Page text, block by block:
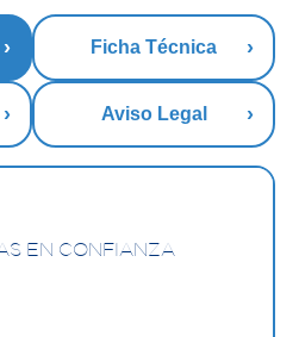
Ficha Técnica
Aviso Legal
EN CONFIANZA